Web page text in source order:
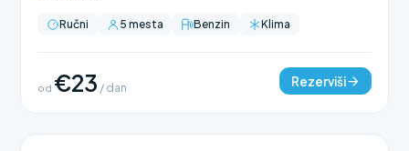
Ručni 5 mesta Benzin Klima
od €23 / dan Rezerviši